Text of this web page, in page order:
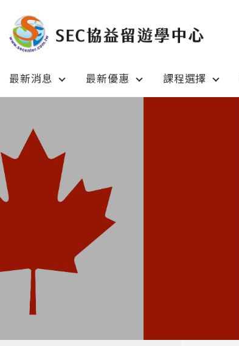
最新消息 最新優惠 課程選擇
綜合訊息
加拿大 Canada
日本 Japan
澳洲 Australia
英國 UK/愛爾蘭 Ireland
美國 USA